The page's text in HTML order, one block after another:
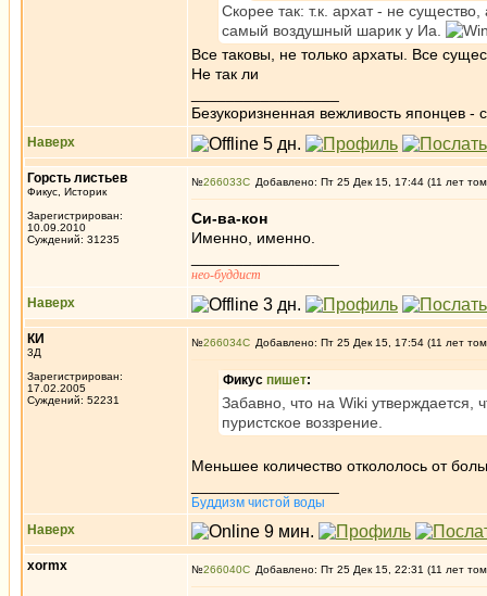
Скорее так: т.к. архат - не
самый воздушный шарик у Иа.
Все таковы, не только архаты. Все
Не так ли
Безукоризненная вежливость японцев -
Наверх
Горсть листьев
Фикус, Историк
Зарегистрирован:
10.09.2010
Суждений: 31235
№266033 Добавлено: Пт 25 Дек 15, 17:44 (11 лет
Си-ва-кон
Именно, именно.
нео-буддист
Наверх
КИ
3Д
Зарегистрирован:
17.02.2005
Суждений: 52231
№266034 Добавлено: Пт 25 Дек 15, 17:54 (11 лет
Фикус пишет:
Забавно, что на Wiki утверждается,
пуристское воззрение.
Меньшее количество откололось от
Буддизм чистой воды
Наверх
xormx №266040 Добавлено: Пт 25 Дек 15, 22:31 (11 лет